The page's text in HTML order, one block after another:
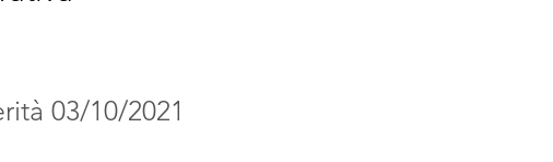
03/10/2021